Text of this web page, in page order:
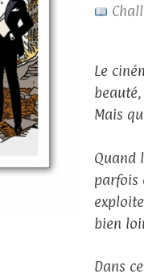
Le
Mais
Quand
parfois
bien
Dans